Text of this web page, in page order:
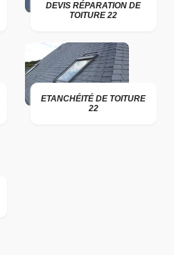
DEVIS RÉPARATION DE
TOITURE 22
ETANCHÉITÉ DE TOITURE
22